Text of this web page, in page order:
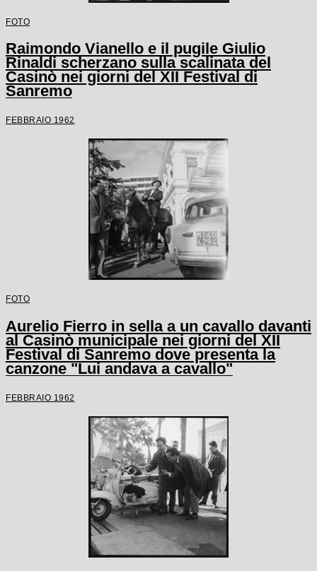
FOTO
Raimondo Vianello e il pugile Giulio
Rinaldi scherzano sulla scalinata del
Casinò nei giorni del XII Festival di
Sanremo
FEBBRAIO 1962
FOTO
Aurelio Fierro in sella a un cavallo davanti
al Casinò municipale nei giorni del XII
Festival di Sanremo dove presenta la
canzone "Lui andava a cavallo"
FEBBRAIO 1962